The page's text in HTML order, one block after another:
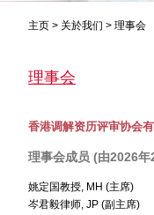
主页 > 关於我们 > 理事会
理事会
香港调解资历评审协会
理事会成员 (由2026
姚定国教授, MH (主席)
岑君毅律师, JP (副主席)